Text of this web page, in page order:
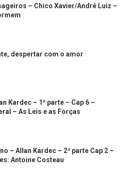
– Chico Xavier/André Luiz –
despertar com o amor
Kardec – 1ª parte – Cap 6 –
– As Leis e as Forças
– Allan Kardec – 2ª parte Cap 2 –
Antoine Costeau